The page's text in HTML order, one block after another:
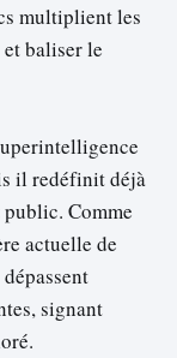
multiplient les
baliser le
il redéfinit déjà
Comme
actuelle de
signant